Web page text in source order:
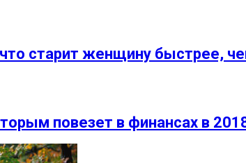
старит женщину быстрее,
повезет в финансах в